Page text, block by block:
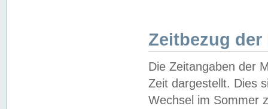
Zeitbezug der
Die Zeitangaben der
Zeit dargestellt. Dies
Wechsel im Sommer